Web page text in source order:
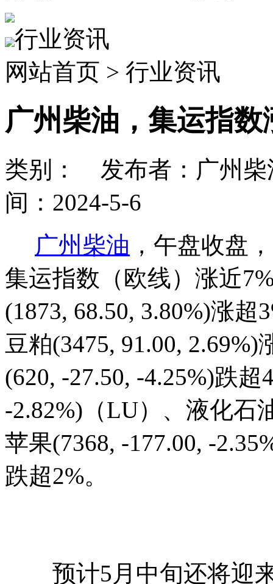
行业资讯
网站首页 > 行业资讯
广州柴油，集运指
类别： 发布者：广州
间：2024-5-6
广州柴油 ，午盘收盘
集运指数（欧线）涨近
(1873, 68.50, 3.80%)涨超
豆粕(3475, 91.00,
(620, -27.50, -4.25%)跌
-2.82%)（LU）、液化石
苹果(7368, -177.00, -
跌超2%。
预计5月中旬还将迎来